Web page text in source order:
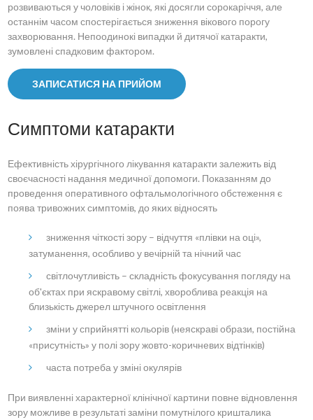
розвиваються у чоловіків і жінок, які досягли сорокаріччя, але
останнім часом спостерігається зниження вікового порогу
захворювання. Непоодинокі випадки й дитячої катаракти,
зумовлені спадковим фактором.
ЗАПИСАТИСЯ НА ПРИЙОМ
Симптоми катаракти
Ефективність хірургічного лікування катаракти залежить від
своєчасності надання медичної допомоги. Показанням до
проведення оперативного офтальмологічного обстеження є
поява тривожних симптомів, до яких відносять
зниження чіткості зору – відчуття «плівки на оці»,
затуманення, особливо у вечірній та нічний час
світлочутливість – складність фокусування погляду на
об'єктах при яскравому світлі, хвороблива реакція на
близькість джерел штучного освітлення
зміни у сприйнятті кольорів (неяскраві образи, постійна
«присутність» у полі зору жовто-коричневих відтінків)
часта потреба у зміні окулярів
При виявленні характерної клінічної картини повне відновлення
зору можливе в результаті заміни помутнілого кришталика